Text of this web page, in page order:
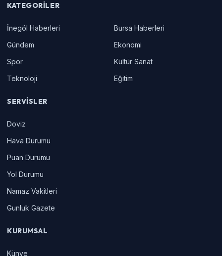
KATEGORILER
İnegöl Haberleri
Bursa Haberleri
Gündem
Ekonomi
Spor
Kültür Sanat
Teknoloji
Eğitim
SERVISLER
Doviz
Hava Durumu
Puan Durumu
Yol Durumu
Namaz Vakitleri
Gunluk Gazete
KURUMSAL
Künye